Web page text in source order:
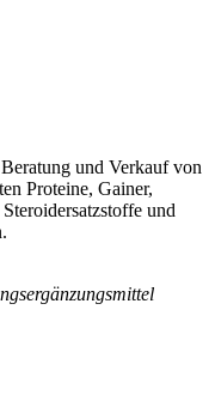
und Verkauf von
Proteine, Gainer,
und